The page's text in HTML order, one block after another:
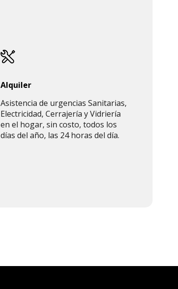
Alquiler
Asistencia de urgencias Sanitarias,
Electricidad, Cerrajería y Vidriería
en el hogar, sin costo, todos los
días del año, las 24 horas del día.